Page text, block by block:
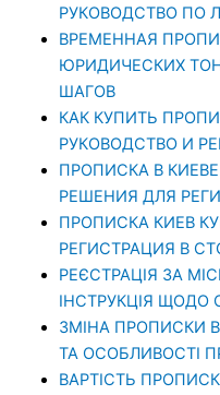
РУКОВОДСТВО ПО
ВРЕМЕННАЯ
ЮРИДИЧЕСКИХ
ШАГОВ
КАК КУПИТЬ
РУКОВОДСТВО И
ПРОПИСКА В
РЕШЕНИЯ ДЛЯ
ПРОПИСКА КИЕВ
РЕГИСТРАЦИЯ В
РЕЄСТРАЦІЯ ЗА
ІНСТРУКЦІЯ
ЗМІНА ПРОПИСКИ
ТА ОСОБЛИВОСТІ
ВАРТІСТЬ